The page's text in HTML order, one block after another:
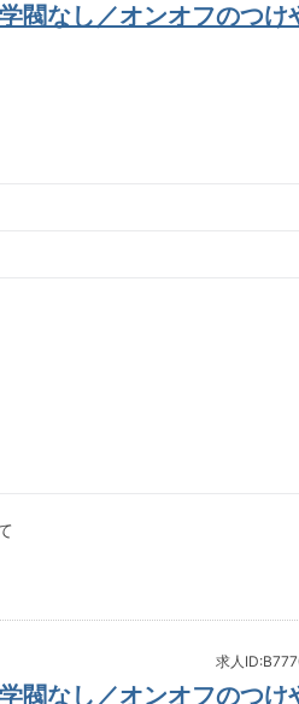
閥なし／オンオフのつけ
求人
閥なし／オンオフのつけ